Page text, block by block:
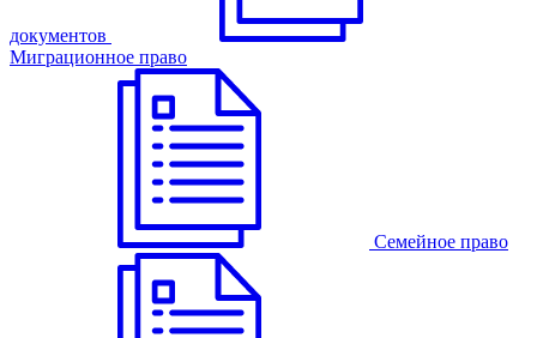
документов
Миграционное право
Семейное право